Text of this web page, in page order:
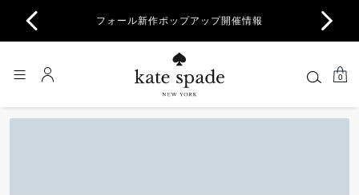
フォール新作ポップアップ開催情報
0